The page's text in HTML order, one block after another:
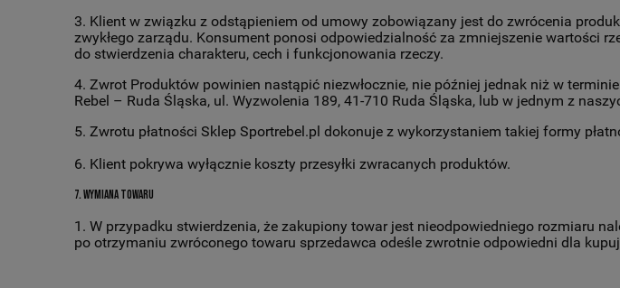
3. Klient w związku z odstąpieniem od umowy zobowiązany jest do zwrócenia
zwykłego zarządu. Konsument ponosi odpowiedzialność za zmniejszenie wartości
do stwierdzenia charakteru, cech i funkcjonowania rzeczy.
4. Zwrot Produktów powinien nastąpić niezwłocznie, nie później jednak niż w
Rebel – Ruda Śląska, ul. Wyzwolenia 189, 41-710 Ruda Śląska, lub w jednym z
5. Zwrotu płatności Sklep Sportrebel.pl dokonuje z wykorzystaniem takiej formy
6. Klient pokrywa wyłącznie koszty przesyłki zwracanych produktów.
7. Wymiana towaru
1. W przypadku stwierdzenia, że zakupiony towar jest nieodpowiedniego rozmiaru
po otrzymaniu zwróconego towaru sprzedawca odeśle zwrotnie odpowiedni dla